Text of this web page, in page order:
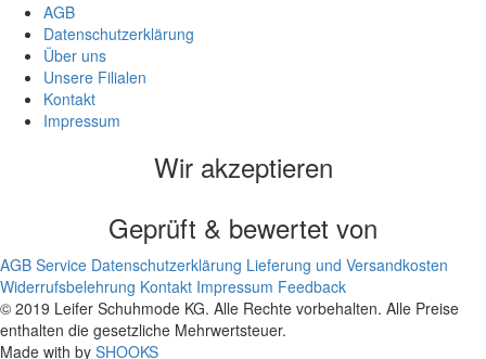
AGB
Datenschutzerklärung
Über uns
Unsere Filialen
Kontakt
Impressum
Wir akzeptieren
Geprüft & bewertet von
AGB Service Datenschutzerklärung Lieferung und Versandkosten
Widerrufsbelehrung Kontakt Impressum Feedback
© 2019 Leifer Schuhmode KG. Alle Rechte vorbehalten. Alle Preise
enthalten die gesetzliche Mehrwertsteuer.
Made with by SHOOKS